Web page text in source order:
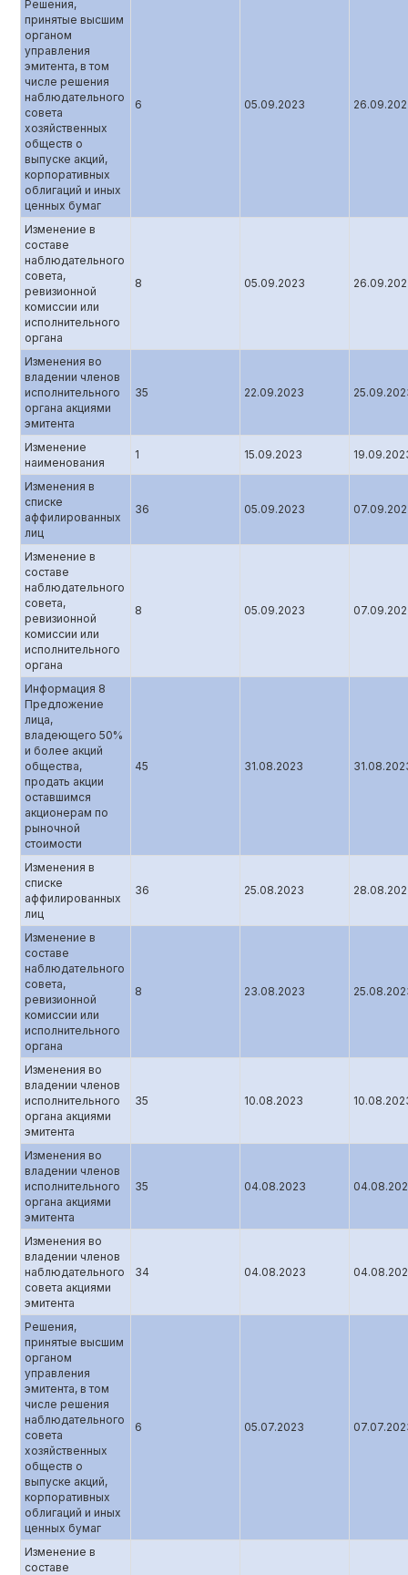
Решения,
принятые высшим
органом
управления
эмитента, в том
числе решения
наблюдательного
совета
хозяйственных
обществ о
выпуске акций,
корпоративных
облигаций и иных
ценных бумаг
6 05.09.2023
Изменение в
составе
наблюдательного
совета,
ревизионной
комиссии или
исполнительного
органа
8 05.09.2023
Изменения во
владении членов
исполнительного
органа акциями
эмитента
35 22.09.2023
Изменение
наименования
1 15.09.2023
Изменения в
списке
аффилированных
лиц
36 05.09.2023
Изменение в
составе
наблюдательного
совета,
ревизионной
комиссии или
исполнительного
органа
8 05.09.2023
Информация 8
Предложение
лица,
владеющего 50%
и более акций
общества,
продать акции
оставшимся
акционерам по
рыночной
стоимости
45 31.08.2023
Изменения в
списке
аффилированных
лиц
36 25.08.2023
Изменение в
составе
наблюдательного
совета,
ревизионной
комиссии или
исполнительного
органа
8 23.08.2023
Изменения во
владении членов
исполнительного
органа акциями
эмитента
35 10.08.2023
Изменения во
владении членов
исполнительного
органа акциями
эмитента
35 04.08.2023
Изменения во
владении членов
наблюдательного
совета акциями
эмитента
34 04.08.2023
Решения,
принятые высшим
органом
управления
эмитента, в том
числе решения
наблюдательного
совета
хозяйственных
обществ о
выпуске акций,
корпоративных
облигаций и иных
ценных бумаг
6 05.07.2023
Изменение в
составе